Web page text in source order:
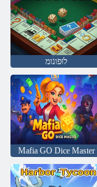
לֹוּפֹונֹומ
Mafia GO Dice Master